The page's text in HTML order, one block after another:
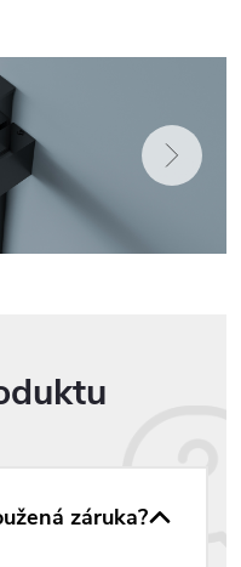
záruka?